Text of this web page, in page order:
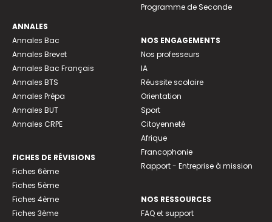
ANNALES
Annales Bac
Annales Brevet
Annales Bac Français
Annales BTS
Annales Prépa
Annales BUT
Annales CRPE
FICHES DE RÉVISIONS
Fiches 6ème
Fiches 5ème
Fiches 4ème
Fiches 3ème
Programme de Seconde
NOS ENGAGEMENTS
Nos professeurs
IA
Réussite scolaire
Orientation
Sport
Citoyenneté
Afrique
Francophonie
Rapport - Entreprise à mission
NOS RESSOURCES
FAQ et support